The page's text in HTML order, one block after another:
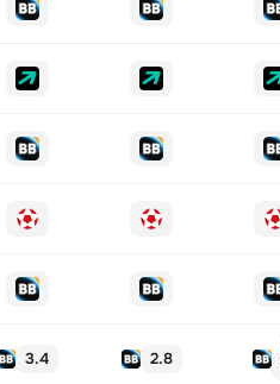
3.4 2.8